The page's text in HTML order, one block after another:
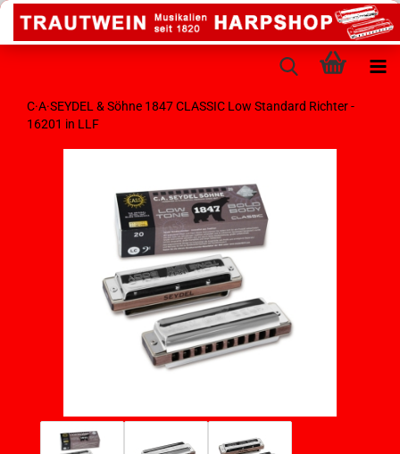
C·A·SEYDEL & Söhne 1847 CLASSIC Low Standard Richter -
16201 in LLF